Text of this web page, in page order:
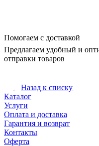
Помогаем с доставкой
Предлагаем удобный и
отправки товаров
Назад к списку
Каталог
Услуги
Оплата и доставка
Гарантия и возврат
Контакты
Оферта